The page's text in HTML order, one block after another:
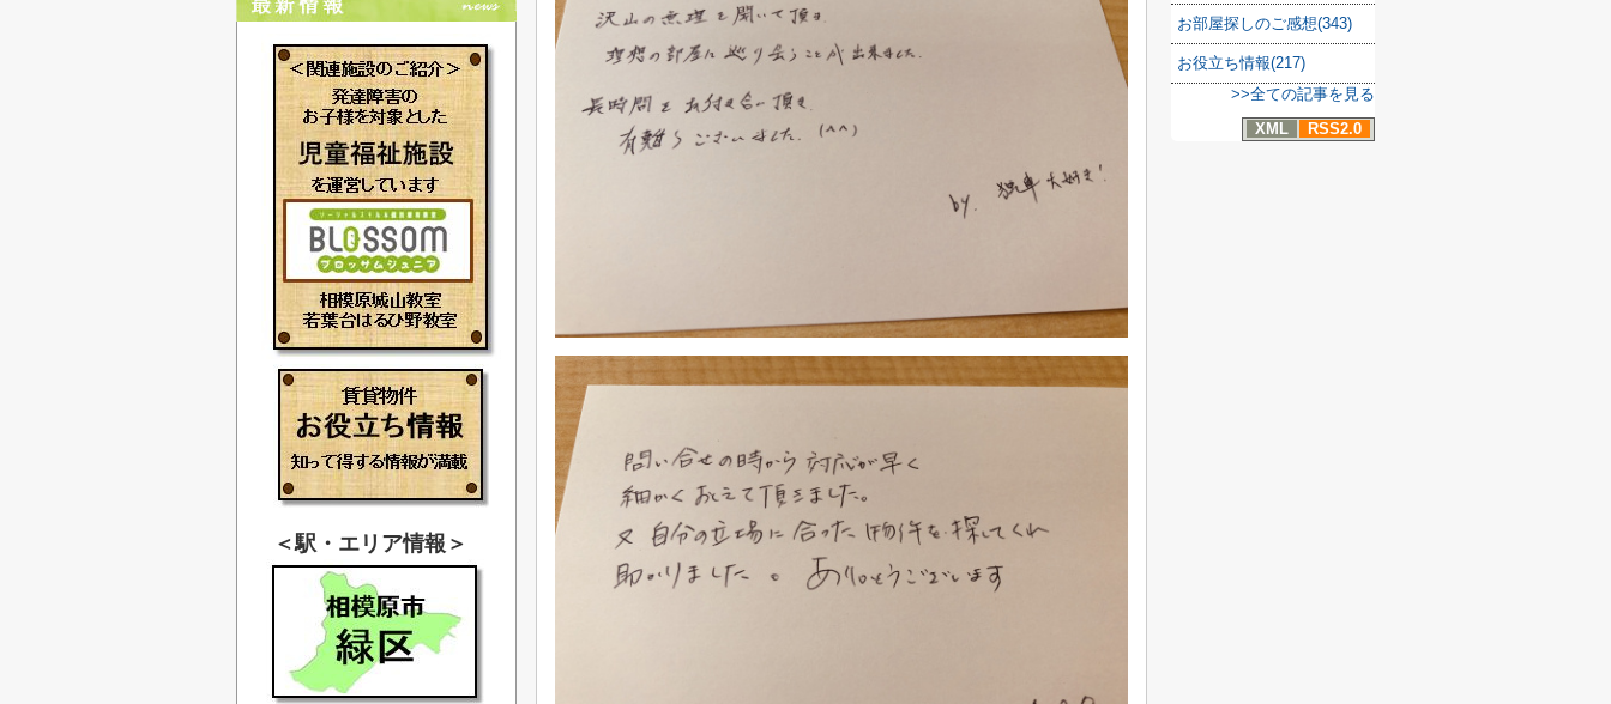
お部屋探しのご感想(343)
お役立ち情報(217)
>>全ての記事を見る
XML
RSS2.0
＜駅・エリア情報＞